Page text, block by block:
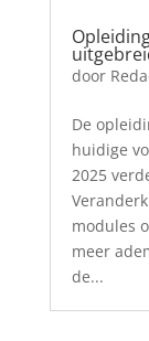
door
De
huidige
2025
modules
meer
de...